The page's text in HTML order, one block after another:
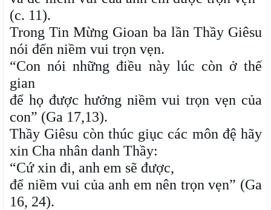
(c. 11).
Trong Tin Mừng Gioan ba lần Thầy Giêsu
nói đến niềm vui trọn vẹn.
“Con nói những điều này lúc còn ở thế
gian
để họ được hưởng niềm vui trọn vẹn của
con” (Ga 17,13).
Thầy Giêsu còn thúc giục các môn đệ hãy
xin Cha nhân danh Thầy:
“Cứ xin đi, anh em sẽ được,
để niềm vui của anh em nên trọn vẹn” (Ga
16, 24).